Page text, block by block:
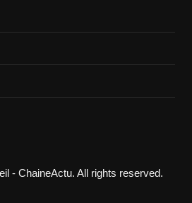
- ChaineActu. All rights reserved.